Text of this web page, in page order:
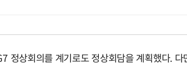
정상회의를 계기로도 정상회담을 계획했다.